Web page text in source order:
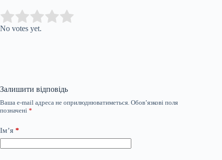
Rate this item:
No votes yet.
Залишити відповідь
Ваша e-mail адреса не оприлюднюватиметься. Обов’язкові поля
позначені *
Ім’я *